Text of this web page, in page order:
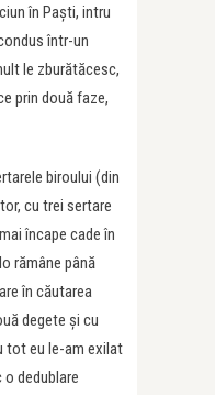
în Paşti, intru
într-un
le zburătăcesc,
prin două faze,
biroului (din
cu trei sertare
încape cade în
rămâne până
în căutarea
degete şi cu
tot eu le-am exilat
dedublare